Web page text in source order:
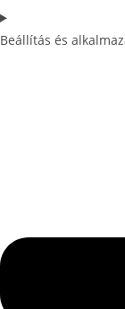
Beállítás és